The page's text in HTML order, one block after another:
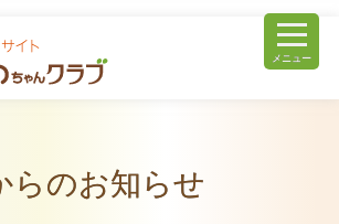
メニュー
らのお知らせ